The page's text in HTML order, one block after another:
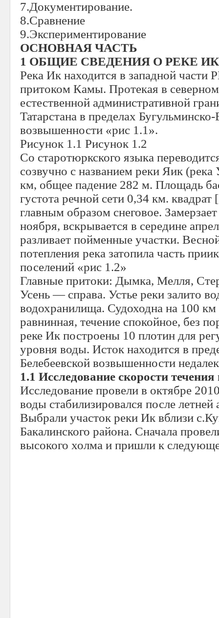
7.Документирование.
8.Сравнение
9.Экспериментирование
ОСНОВНАЯ ЧАСТЬ
1 ОБЩИЕ СВЕДЕНИЯ О РЕКЕ ИК
Река Ик находится в западной части
притоком Камы. Протекая в северном
естественной административной
Татарстана в пределах Бугульминско-
возвышенности «рис 1.1».
Рисунок 1.1 Рисунок 1.2
Со старотюркского языка
созвучно с названием реки Яик
км, общее падение 282 м. Площадь
густота речной сети 0,34 км.
главным образом снеговое.
ноября, вскрывается в середине
разливает пойменные участки.
потепления река затопила часть
поселений «рис 1.2»
Главные притоки: Дымка, Мелля,
Усень — справа. Устье реки залито
водохранилища. Судоходна на 100 км
равнинная, течение спокойное, без
реке Ик построены 10 плотин для
уровня воды. Исток находится в
Белебеевской возвышенности
1.1 Исследование скорости
Исследование провели в октябре
воды стабилизировался после летней
Выбрали участок реки Ик вблизи
Бакалинского района. Сначала
высокого холма и пришли к